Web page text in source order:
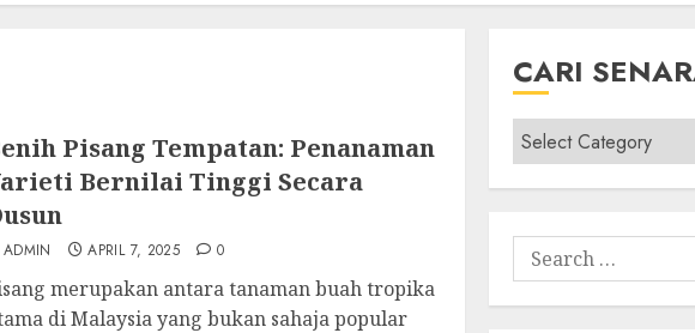
Pisang Tempatan: Penanaman
Bernilai Tinggi Secara
ADMIN APRIL 7, 2025 0
merupakan antara tanaman buah tropika
di Malaysia yang bukan sahaja popular
CARI
Cari
Senarai
Tumbuhan
Search
for: